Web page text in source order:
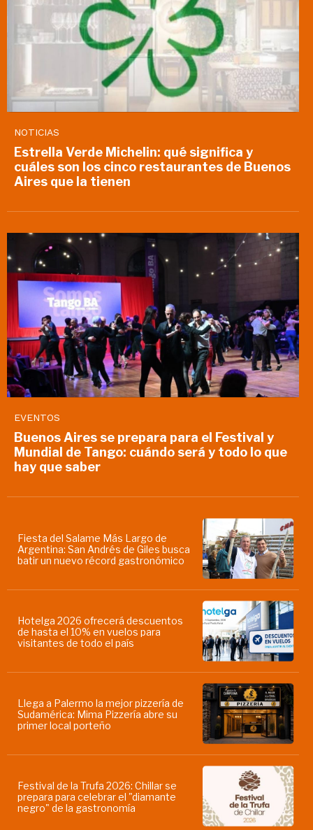
NOTICIAS
Estrella Verde Michelin: qué significa y
cuáles son los cinco restaurantes de Buenos
Aires que la tienen
EVENTOS
Buenos Aires se prepara para el Festival y
Mundial de Tango: cuándo será y todo lo que
hay que saber
Fiesta del Salame Más Largo de
Argentina: San Andrés de Giles busca
batir un nuevo récord gastronómico
Hotelga 2026 ofrecerá descuentos
de hasta el 10% en vuelos para
visitantes de todo el país
Llega a Palermo la mejor pizzería de
Sudamérica: Mima Pizzería abre su
primer local porteño
Festival de la Trufa 2026: Chillar se
prepara para celebrar el "diamante
negro" de la gastronomía